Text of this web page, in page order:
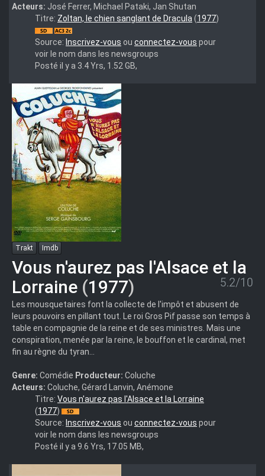
Acteurs: José Ferrer, Michael Pataki, Jan Shutan
Daguerreotypes.1978.DVDRip.x264-
HANDJOB
Titre: Zoltan, le chien sanglant de Dracula (1977)
Source: Inscrivez-vous ou connectez-vous pour
voir le nom dans les newsgroups
Posté il y a 3.4 Yrs, 1.52 GB,
Trakt Imdb
Vous n'aurez pas l'Alsace et la
Lorraine (1977) 5.2/10
Les mousquetaires font la collecte de l'impôt et abusent de
leurs pouvoirs en pillant tout. Le roi Gros Pif passe son temps à
table en compagnie de la reine et de ses ministres. Mais une
conspiration, menée par la reine, le bouffon et le cardinal, met
fin au règne du tyran...
Genre: Comédie Producteur: Coluche
Acteurs: Coluche, Gérard Lanvin, Anémone
N'aurez
L'alsace
Titre: Vous n'aurez pas l'Alsace et la Lorraine
(1977)
Source: Inscrivez-vous ou connectez-vous pour
voir le nom dans les newsgroups
Posté il y a 9.6 Yrs, 17.05 MB,